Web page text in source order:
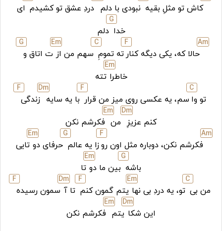
کاش تو مثلِ بقیه نبودی با دلم دردِ عشق تو کشیدم ای
خدا
G
دلم
Am
حالا که، یکی دیگه کنار
F
ته تمومِ
C
سهم من از
Em
ت اتاق و
G
خاطرا
Em
تته
تو وا
C
سم، یه عکسی روی میز من قرار
F
با یه سایه
Dm
زندگی
F
کنم عزیزِ
Dm
من
Em
فکرشم نکن
Am
فکرشم نکن، دوباره مثل اون رو
F
زا یه عالم
G
حرفای دو
Em
تایی
باشه
G
بین ما دو
Em
تا
من بی
C
تو، یه دردِ بی نها
Em
یتم گمون کنم
F
تا آ
Dm
سمون رسیده
F
این شکا
Dm
یتم
Em
فکرشم نکن